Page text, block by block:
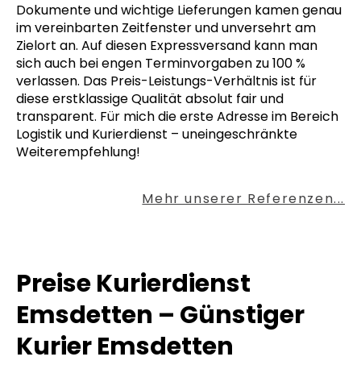
Dokumente und wichtige Lieferungen kamen genau
im vereinbarten Zeitfenster und unversehrt am
Zielort an. Auf diesen Expressversand kann man
sich auch bei engen Terminvorgaben zu 100 %
verlassen. Das Preis-Leistungs-Verhältnis ist für
diese erstklassige Qualität absolut fair und
transparent. Für mich die erste Adresse im Bereich
Logistik und Kurierdienst – uneingeschränkte
Weiterempfehlung!
Mehr unserer Referenzen...
Preise Kurierdienst
Emsdetten – Günstiger
Kurier Emsdetten